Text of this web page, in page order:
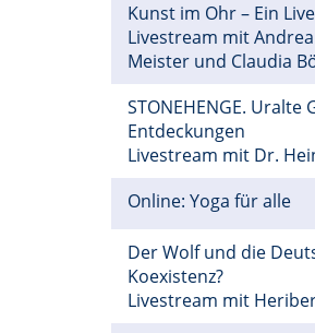
Kunst im Ohr – Ein
Livestream mit
Meister und Claudia
STONEHENGE. Uralte
Entdeckungen
Livestream mit Dr.
Online: Yoga für alle
Der Wolf und die
Koexistenz?
Livestream mit